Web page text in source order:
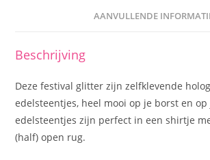
AANVULLENDE
Beschrijving
Deze festival glitter zijn zelfklevende
edelsteentjes, heel mooi op je borst en op
edelsteentjes zijn perfect in een shirtje
(half) open rug.